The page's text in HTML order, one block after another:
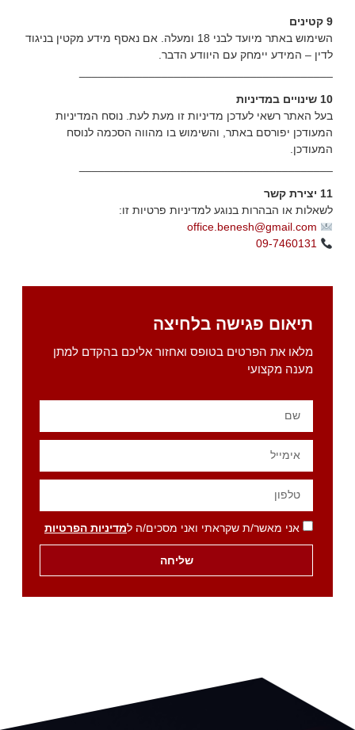
9 קטינים
השימוש באתר מיועד לבני 18 ומעלה. אם נאסף מידע מקטין בניגוד
לדין – המידע יימחק עם היוודע הדבר.
10 שינויים במדיניות
בעל האתר רשאי לעדכן מדיניות זו מעת לעת. נוסח המדיניות
המעודכן יפורסם באתר, והשימוש בו מהווה הסכמה לנוסח
המעודכן.
11 יצירת קשר
לשאלות או הבהרות בנוגע למדיניות פרטיות זו:
office.benesh@gmail.com
09-7460131
תיאום פגישה בלחיצה
מלאו את הפרטים בטופס ואחזור אליכם בהקדם למתן
מענה מקצועי
אני מאשר/ת שקראתי ואני מסכים/ה למדיניות הפרטיות
שליחה